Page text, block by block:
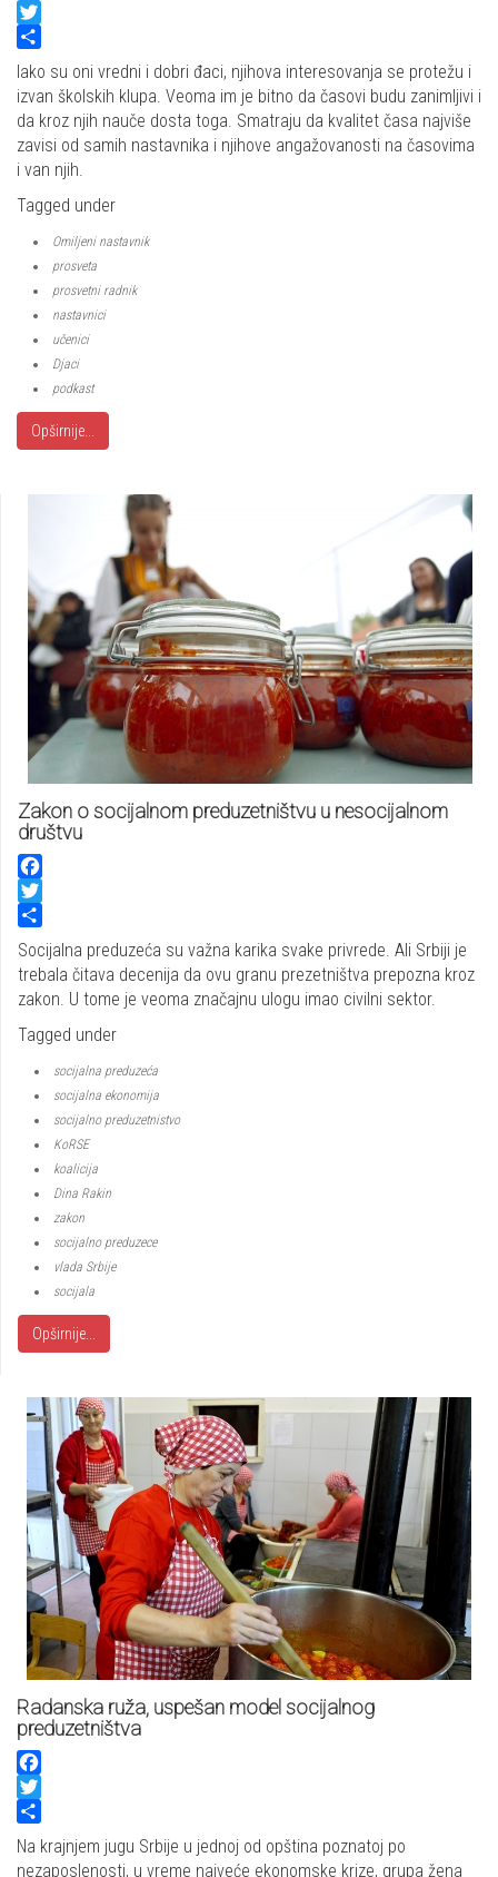
Facebook
Twitter
Share
Iako su oni vredni i dobri đaci, njihova interesovanja se protežu i
izvan školskih klupa. Veoma im je bitno da časovi budu zanimljivi i
da kroz njih nauče dosta toga. Smatraju da kvalitet časa najviše
zavisi od samih nastavnika i njihove angažovanosti na časovima
i van njih.
Tagged under
Omiljeni nastavnik
prosveta
prosvetni radnik
nastavnici
učenici
Djaci
podkast
Opširnije...
Zakon o socijalnom preduzetništvu u nesocijalnom
društvu
Facebook
Twitter
Share
Socijalna preduzeća su važna karika svake privrede. Ali Srbiji je
trebala čitava decenija da ovu granu prezetništva prepozna kroz
zakon. U tome je veoma značajnu ulogu imao civilni sektor.
Tagged under
socijalna preduzeća
socijalna ekonomija
socijalno preduzetnistvo
KoRSE
koalicija
Dina Rakin
zakon
socijalno preduzece
vlada Srbije
socijala
Opširnije...
Radanska ruža, uspešan model socijalnog
preduzetništva
Facebook
Twitter
Share
Na krajnjem jugu Srbije u jednoj od opština poznatoj po
nezaposlenosti, u vreme najveće ekonomske krize, grupa žena